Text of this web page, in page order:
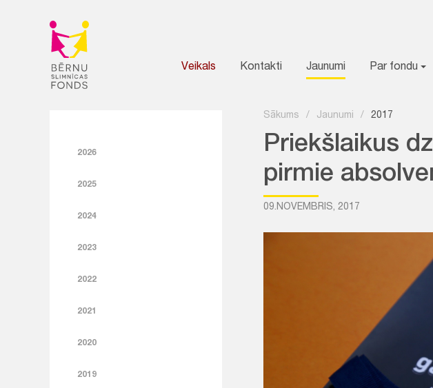
Veikals Kontakti Jaunumi Par fondu
2026
2025
2024
2023
2022
2021
2020
2019
Sākums / Jaunumi / 2017
Priekšlaikus
pirmie
09.NOVEMBRIS, 2017